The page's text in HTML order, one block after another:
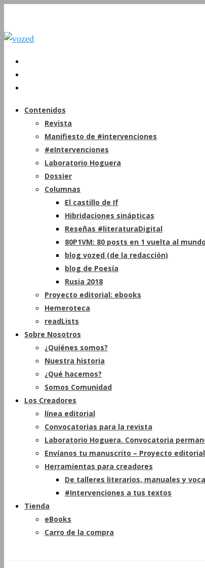
Contenidos
Revista
Manifiesto de #intervenciones
#eIntervenciones
Laboratorio Hoguera
Dossier
Columnas
El castillo de If
Hibridaciones sinápticas
Reseñas #literaturaDigital
80P1VM: 80 posts en 1 vuelta al mundo
blog vozed (de la redacción)
blog de Poesía
Rusia 2018
Proyecto editorial: ebooks
Hemeroteca
readLists
Sobre Nosotros
¿Quiénes somos?
Nuestra historia
¿Qué hacemos?
Somos Comunidad
Los Creadores
línea editorial
Convocatorias para la revista
Laboratorio Hoguera. Convocatoria
Envíanos tu manuscrito – Proyecto editorial
Herramientas para creadores
De talleres literarios, manuales y
#Intervenciones a tus textos
Tienda
eBooks
Carro de la compra